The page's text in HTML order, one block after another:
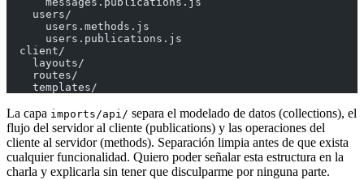
    users/
      users.methods.js
      users.publications.js
  client/
    layouts/
    routes/
    templates/
La capa imports/api/ separa el modelado de datos (collections), el
flujo del servidor al cliente (publications) y las operaciones del
cliente al servidor (methods). Separación limpia antes de que exista
cualquier funcionalidad. Quiero poder señalar esta estructura en la
charla y explicarla sin tener que disculparme por ninguna parte.